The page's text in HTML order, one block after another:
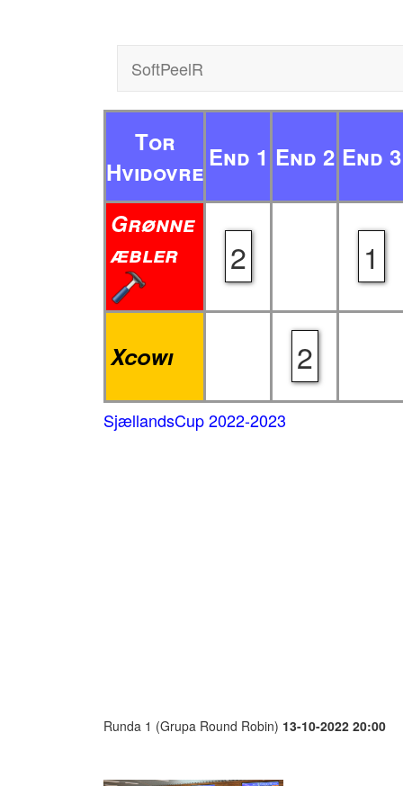
SoftPeelR
Tor
Hvidovre End 1 End 2 End 3
Grønne
æbler
2 1
Xcowi 2
SjællandsCup 2022-2023
Runda 1 (Grupa Round Robin) 13-10-2022 20:00